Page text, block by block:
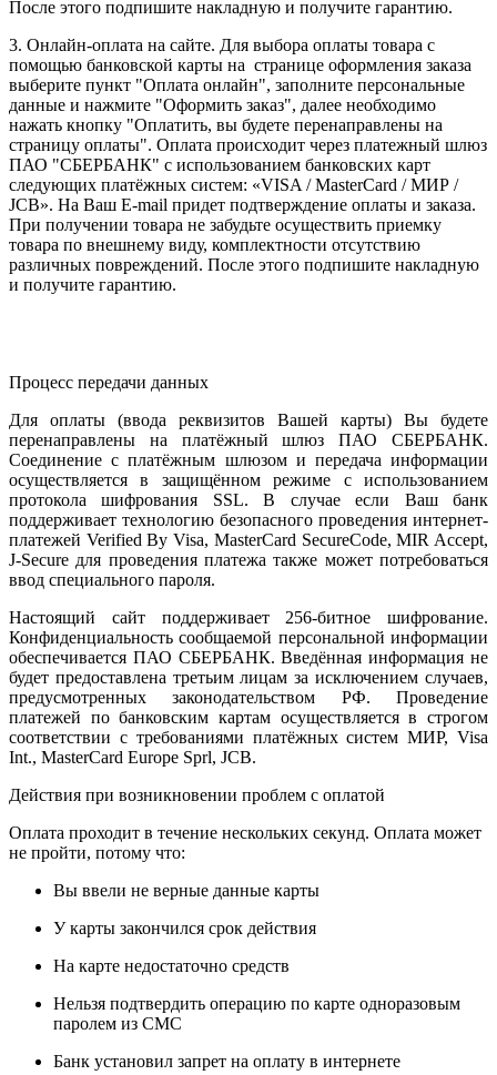
После этого подпишите накладную и получите гарантию.
3. Онлайн-оплата на сайте. Для выбора оплаты товара с
помощью банковской карты на странице оформления заказа
выберите пункт "Оплата онлайн", заполните персональные
данные и нажмите "Оформить заказ", далее необходимо
нажать кнопку "Оплатить, вы будете перенаправлены на
страницу оплаты". Оплата происходит через платежный шлюз
ПАО "СБЕРБАНК" с использованием банковских карт
следующих платёжных систем: «VISA / MasterCard / МИР /
JCB». На Ваш E-mail придет подтверждение оплаты и заказа.
При получении товара не забудьте осуществить приемку
товара по внешнему виду, комплектности отсутствию
различных повреждений. После этого подпишите накладную
и получите гарантию.
Процесс передачи данных
Для оплаты (ввода реквизитов Вашей карты) Вы будете
перенаправлены на платёжный шлюз ПАО СБЕРБАНК.
Соединение с платёжным шлюзом и передача информации
осуществляется в защищённом режиме с использованием
протокола шифрования SSL. В случае если Ваш банк
поддерживает технологию безопасного проведения интернет-
платежей Verified By Visa, MasterCard SecureCode, MIR Accept,
J-Secure для проведения платежа также может потребоваться
ввод специального пароля.
Настоящий сайт поддерживает 256-битное шифрование.
Конфиденциальность сообщаемой персональной информации
обеспечивается ПАО СБЕРБАНК. Введённая информация не
будет предоставлена третьим лицам за исключением случаев,
предусмотренных законодательством РФ. Проведение
платежей по банковским картам осуществляется в строгом
соответствии с требованиями платёжных систем МИР, Visa
Int., MasterCard Europe Sprl, JCB.
Действия при возникновении проблем с оплатой
Оплата проходит в течение нескольких секунд. Оплата может
не пройти, потому что:
Вы ввели не верные данные карты
У карты закончился срок действия
На карте недостаточно средств
Нельзя подтвердить операцию по карте одноразовым
паролем из СМС
Банк установил запрет на оплату в интернете